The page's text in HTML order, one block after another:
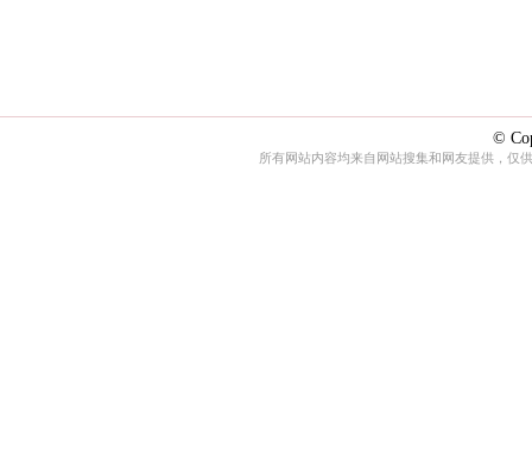
©
所有网站内容均来自网站搜集和网友提供，仅